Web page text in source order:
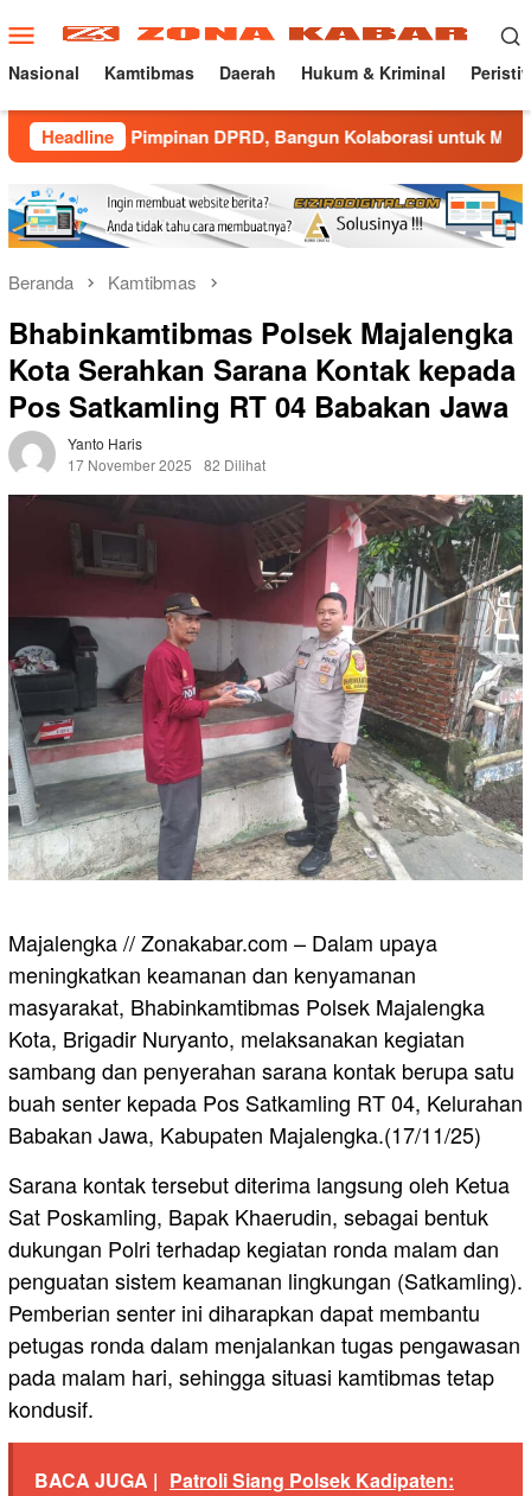
ke
konten
Menu
Mobile
Nasional Kamtibmas Daerah Hukum & Kriminal
HeadlineDPRD, Bangun Kolaborasi untuk Majalengka
Beranda Kamtibmas
Bhabinkamtibmas Polsek Majalengka
Kota Serahkan Sarana Kontak kepada
Pos Satkamling RT 04 Babakan Jawa
Yanto Haris
17 November 2025
82 Dilihat
Majalengka // Zonakabar.com – Dalam upaya
meningkatkan keamanan dan kenyamanan
masyarakat, Bhabinkamtibmas Polsek Majalengka
Kota, Brigadir Nuryanto, melaksanakan kegiatan
sambang dan penyerahan sarana kontak berupa satu
buah senter kepada Pos Satkamling RT 04, Kelurahan
Babakan Jawa, Kabupaten Majalengka.(17/11/25)
Sarana kontak tersebut diterima langsung oleh Ketua
Sat Poskamling, Bapak Khaerudin, sebagai bentuk
dukungan Polri terhadap kegiatan ronda malam dan
penguatan sistem keamanan lingkungan (Satkamling).
Pemberian senter ini diharapkan dapat membantu
petugas ronda dalam menjalankan tugas pengawasan
pada malam hari, sehingga situasi kamtibmas tetap
kondusif.
BACA JUGA | Patroli Siang Polsek Kadipaten: